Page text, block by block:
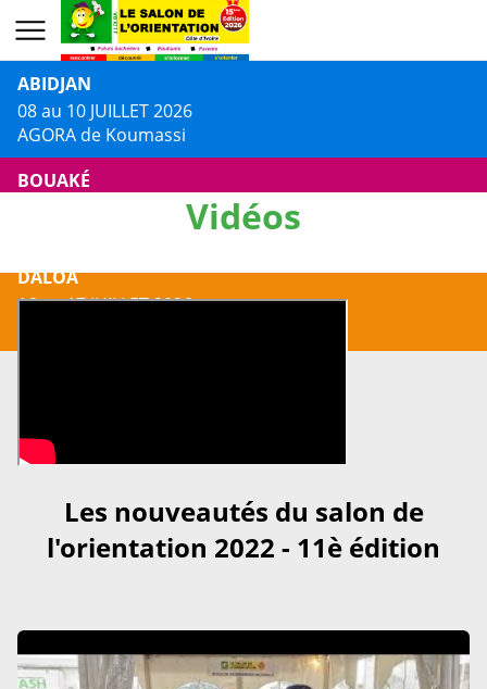
ABIDJAN
08 au 10 JUILLET 2026
AGORA de Koumassi
BOUAKÉ
13 au 14 JUILLET 2026
Centre Culturel Jacques AKA
DALOA
16 au 17 JUILLET 2026
Vidéos
Les nouveautés du salon de
l'orientation 2022 - 11è édition